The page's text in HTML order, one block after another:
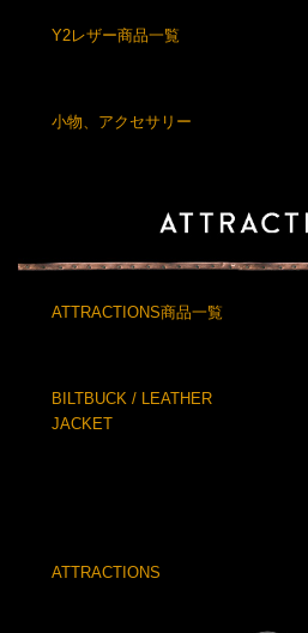
Y2レザー商品一覧
小物、アクセサリー
ATTRACTIONS商品一覧
BILTBUCK / LEATHER
JACKET
ATTRACTIONS